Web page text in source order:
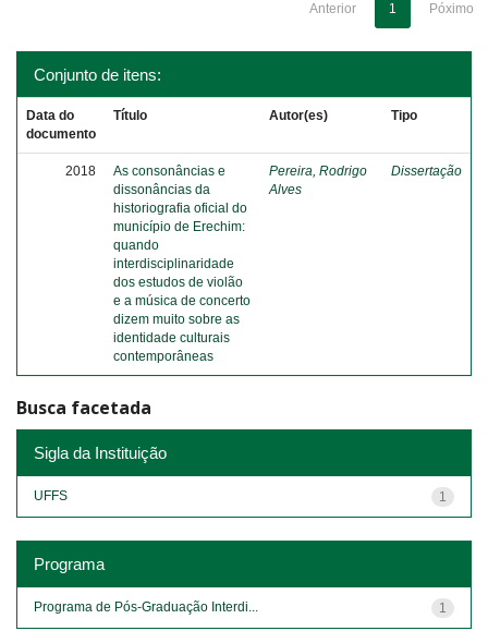
Anterior 1 Póximo
Conjunto de itens:
Data do
documento
Título Autor(es) Tipo
2018
As consonâncias e
dissonâncias da
historiografia oficial do
município de Erechim:
quando
interdisciplinaridade
dos estudos de violão
e a música de concerto
dizem muito sobre as
identidade culturais
contemporâneas
Pereira, Rodrigo
Alves
Dissertação
Busca facetada
Sigla da Instituição
1
UFFS
Programa
1
Programa de Pós-Graduação Interdi...